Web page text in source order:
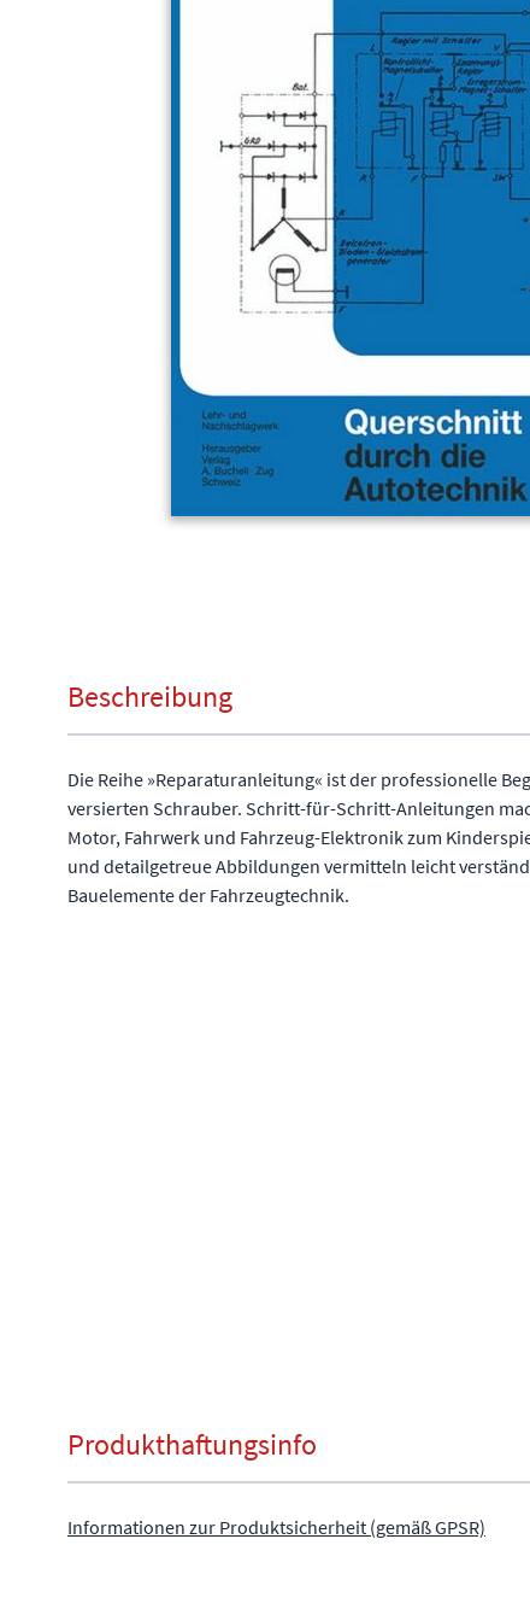
Beschreibung
Die Reihe »Reparaturanleitung« ist der professionelle
versierten Schrauber. Schritt-für-Schritt-Anleitungen
Motor, Fahrwerk und Fahrzeug-Elektronik zum
und detailgetreue Abbildungen vermitteln leicht
Bauelemente der Fahrzeugtechnik.
Produkthaftungsinfo
Informationen zur Produktsicherheit (gemäß GPSR)